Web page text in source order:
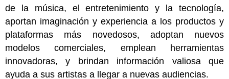
de la música, el entretenimiento y la tecnología,
aportan imaginación y experiencia a los productos y
plataformas más novedosos, adoptan nuevos
modelos comerciales, emplean herramientas
innovadoras, y brindan información valiosa que
ayuda a sus artistas a llegar a nuevas audiencias.